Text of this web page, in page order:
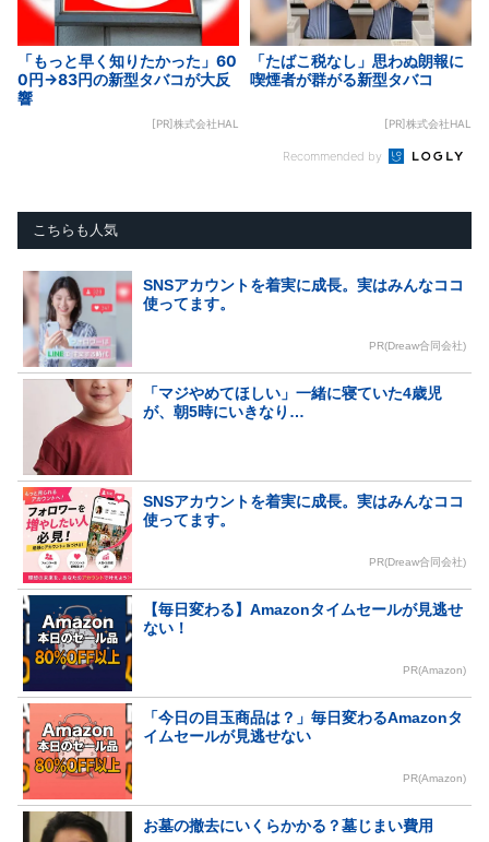
「もっと早く知りたかった」60
0円→83円の新型タバコが大反
響
[PR]株式会社HAL
「たばこ税なし」思わぬ朗報に
喫煙者が群がる新型タバコ
[PR]株式会社HAL
Recommended by
こちらも人気
SNSアカウントを着実に成長。実はみんなココ
使ってます。
PR(Dreaw合同会社)
「マジやめてほしい」一緒に寝ていた4歳児
が、朝5時にいきなり…
SNSアカウントを着実に成長。実はみんなココ
使ってます。
PR(Dreaw合同会社)
【毎日変わる】Amazonタイムセールが見逃せ
ない！
PR(Amazon)
「今日の目玉商品は？」毎日変わるAmazonタ
イムセールが見逃せない
PR(Amazon)
お墓の撤去にいくらかかる？墓じまい費用